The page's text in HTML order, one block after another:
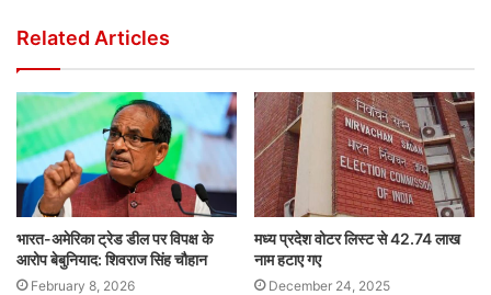
Related Articles
भारत-अमेरिका ट्रेड डील पर विपक्ष के
आरोप बेबुनियाद: शिवराज सिंह चौहान
February 8, 2026
मध्य प्रदेश वोटर लिस्ट से 42.74 लाख
नाम हटाए गए
December 24, 2025